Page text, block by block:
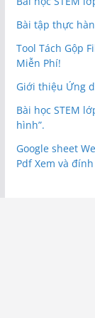
Bài tập thực
Tool Tách Gộp
Miễn Phí!
Giới thiệu Ứng
Bài học STEM
hình”.
Google sheet
Pdf Xem và